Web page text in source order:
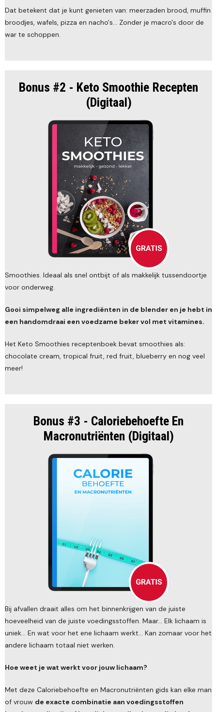
Dat betekent dat je kunt genieten van: meerzaden brood, muffin
broodjes, wafels, pizza en nacho's... Zonder je macro's door de
war te schoppen.
Bonus #2 - Keto Smoothie Recepten
(Digitaal)
Smoothies. Ideaal als snel ontbijt of als makkelijk tussendoortje
voor onderweg.
Gooi simpelweg alle ingrediënten in de blender en je hebt in
een handomdraai een voedzame beker vol met vitamines.
Het Keto Smoothies receptenboek bevat smoothies als:
chocolate cream, tropical fruit, red fruit, blueberry en nog veel
meer!
Bonus #3 - Caloriebehoefte En
Macronutriënten (Digitaal)
Bij afvallen draait alles om het binnenkrijgen van de juiste
hoeveelheid van de juiste voedingsstoffen. Maar... Elk lichaam is
uniek... En wat voor het ene lichaam werkt... Kan zomaar voor het
andere lichaam totaal niet werken.
Hoe weet je wat werkt voor jouw lichaam?
Met deze Caloriebehoefte en Macronutriënten gids kan elke man
of vrouw de exacte combinatie aan voedingsstoffen